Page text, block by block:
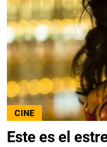
CINE
Este es el